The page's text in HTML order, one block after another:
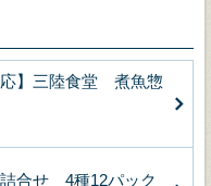
応】三陸食堂 煮魚惣
合せ 4種12パック